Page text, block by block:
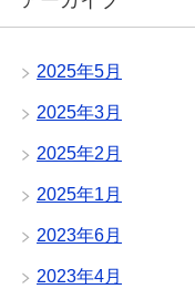
2025年5月
2025年3月
2025年2月
2025年1月
2023年6月
2023年4月